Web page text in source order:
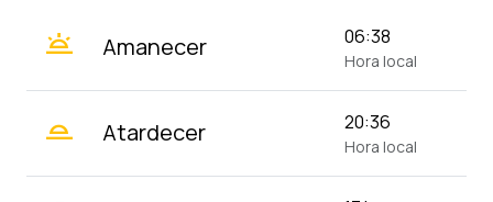
wb_twilight Amanecer 06:38
Hora local
wb_twilight_2 Atardecer 20:36
Hora local